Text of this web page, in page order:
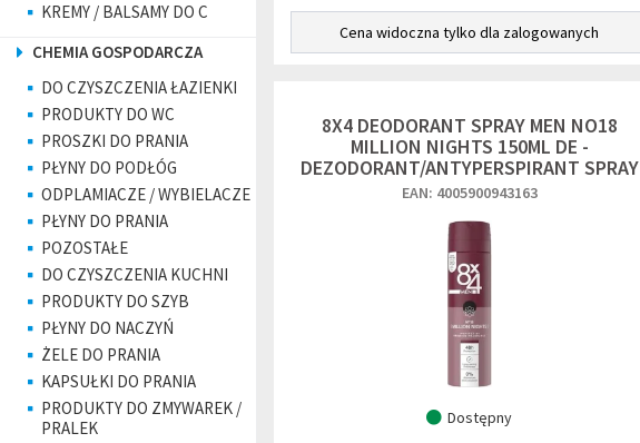
KREMY / BALSAMY DO C
CHEMIA GOSPODARCZA
DO CZYSZCZENIA ŁAZIENKI
PRODUKTY DO WC
PROSZKI DO PRANIA
PŁYNY DO PODŁÓG
ODPLAMIACZE / WYBIELACZE
PŁYNY DO PRANIA
POZOSTAŁE
DO CZYSZCZENIA KUCHNI
PRODUKTY DO SZYB
PŁYNY DO NACZYŃ
ŻELE DO PRANIA
KAPSUŁKI DO PRANIA
PRODUKTY DO ZMYWAREK /
PRALEK
Cena widoczna tylko dla zalogowanych
8X4 DEODORANT SPRAY MEN NO18
MILLION NIGHTS 150ML DE -
DEZODORANT/ANTYPERSPIRANT SPRAY
EAN: 4005900943163
Dostępny